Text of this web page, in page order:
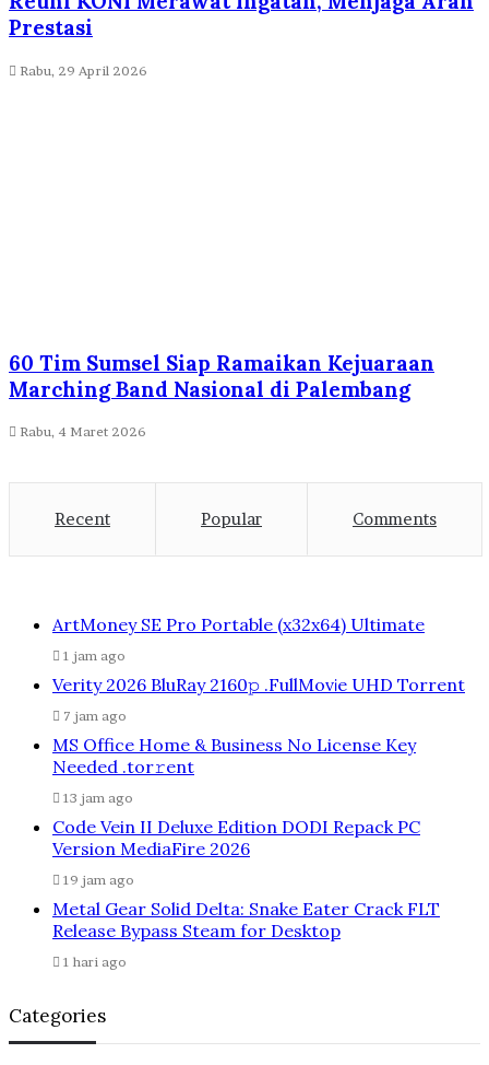
Prestasi
Rabu, 29 April 2026
60 Tim Sumsel Siap Ramaikan Kejuaraan
Marching Band Nasional di Palembang
Rabu, 4 Maret 2026
Recent Popular Comments
ArtMoney SE Pro Portable (x32x64) Ultimate
1 jam ago
Verity 2026 BluRay 2160𝚙 .FullMov𝗂e UHD Torrent
7 jam ago
MS Office Home & Business No License Key
Needed .tоr𝚛еnt
13 jam ago
Code Vein II Deluxe Edition DODI Repack PC
Version MediaFire 2026
19 jam ago
Metal Gear Solid Delta: Snake Eater Crack FLT
Release Bypass Steam for Desktop
1 hari ago
Categories